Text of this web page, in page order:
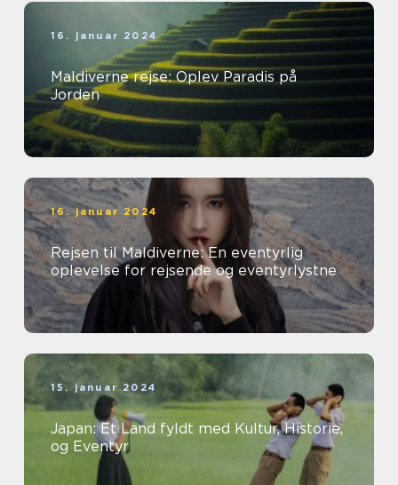
16. januar 2024
Maldiverne rejse: Oplev Paradis på
Jorden
16. januar 2024
Rejsen til Maldiverne: En eventyrlig
oplevelse for rejsende og eventyrlystne
15. januar 2024
Japan: Et Land fyldt med Kultur, Historie,
og Eventyr